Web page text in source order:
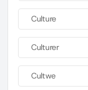
Culture
Culturer
Cultwe